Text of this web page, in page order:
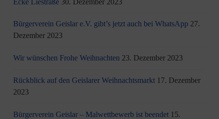
Bürgerverein Geislar e.V. gibt’s jetzt auch bei WhatsApp 27.
Dezember 2023
Wir wünschen Frohe Weihnachten 23. Dezember 2023
Rückblick auf den Geislarer Weihnachtsmarkt 17. Dezember
2023
Bürgerverein Geislar – Malwettbewerb ist beendet 15.